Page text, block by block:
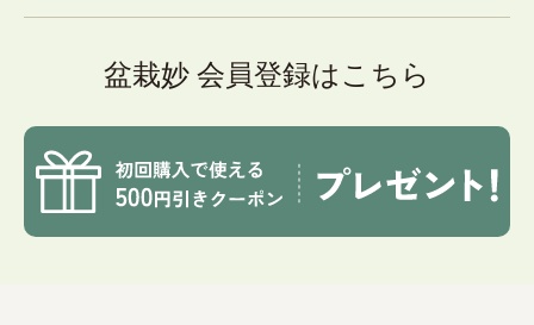
盆栽妙 会員登録はこちら